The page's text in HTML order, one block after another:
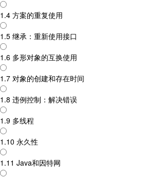
1.4 方案的重复使用
1.5 继承：重新使用接口
1.6 多形对象的互换使用
1.7 对象的创建和存在时间
1.8 违例控制：解决错误
1.9 多线程
1.10 永久性
1.11 Java和因特网